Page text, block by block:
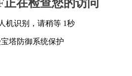
正在检查您的访问
机识别，请稍等 1秒
塔防御系统保护